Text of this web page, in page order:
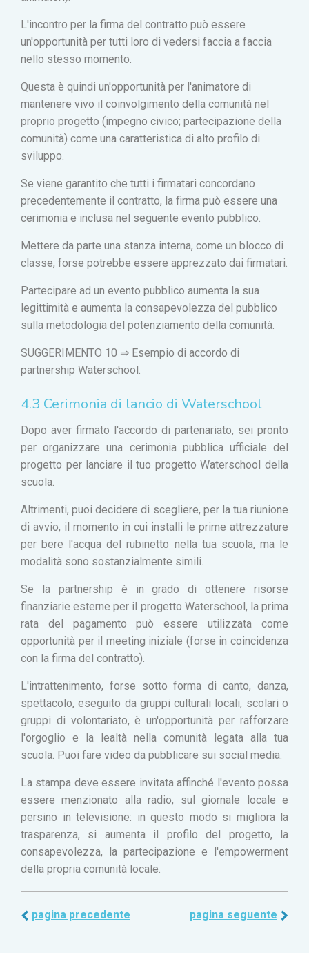
L'incontro per la firma del contratto può essere
un'opportunità per tutti loro di vedersi faccia a faccia
nello stesso momento.
Questa è quindi un'opportunità per l'animatore di
mantenere vivo il coinvolgimento della comunità nel
proprio progetto (impegno civico; partecipazione della
comunità) come una caratteristica di alto profilo di
sviluppo.
Se viene garantito che tutti i firmatari concordano
precedentemente il contratto, la firma può essere una
cerimonia e inclusa nel seguente evento pubblico.
Mettere da parte una stanza interna, come un blocco di
classe, forse potrebbe essere apprezzato dai firmatari.
Partecipare ad un evento pubblico aumenta la sua
legittimità e aumenta la consapevolezza del pubblico
sulla metodologia del potenziamento della comunità.
SUGGERIMENTO 10 ⇒ Esempio di accordo di
partnership Waterschool.
4.3 Cerimonia di lancio di Waterschool
Dopo aver firmato l'accordo di partenariato, sei pronto
per organizzare una cerimonia pubblica ufficiale del
progetto per lanciare il tuo progetto Waterschool della
scuola.
Altrimenti, puoi decidere di scegliere, per la tua riunione
di avvio, il momento in cui installi le prime attrezzature
per bere l'acqua del rubinetto nella tua scuola, ma le
modalità sono sostanzialmente simili.
Se la partnership è in grado di ottenere risorse
finanziarie esterne per il progetto Waterschool, la prima
rata del pagamento può essere utilizzata come
opportunità per il meeting iniziale (forse in coincidenza
con la firma del contratto).
L'intrattenimento, forse sotto forma di canto, danza,
spettacolo, eseguito da gruppi culturali locali, scolari o
gruppi di volontariato, è un'opportunità per rafforzare
l'orgoglio e la lealtà nella comunità legata alla tua
scuola. Puoi fare video da pubblicare sui social media.
La stampa deve essere invitata affinché l'evento possa
essere menzionato alla radio, sul giornale locale e
persino in televisione: in questo modo si migliora la
trasparenza, si aumenta il profilo del progetto, la
consapevolezza, la partecipazione e l'empowerment
della propria comunità locale.
pagina precedente pagina seguente